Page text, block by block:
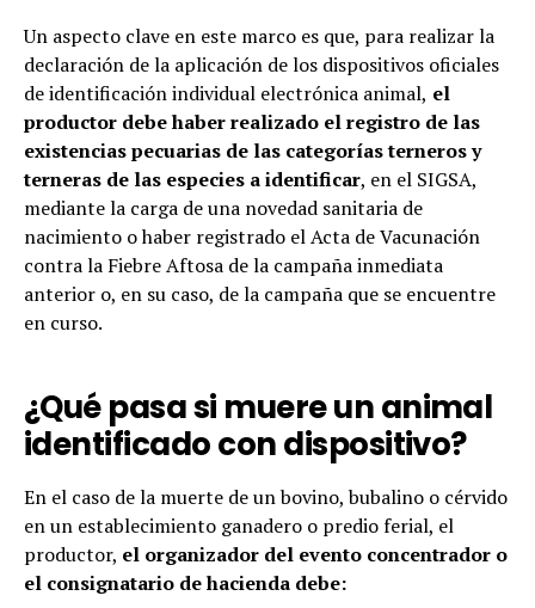
Un aspecto clave en este marco es que, para realizar la
declaración de la aplicación de los dispositivos oficiales
de identificación individual electrónica animal, el
productor debe haber realizado el registro de las
existencias pecuarias de las categorías terneros y
terneras de las especies a identificar, en el SIGSA,
mediante la carga de una novedad sanitaria de
nacimiento o haber registrado el Acta de Vacunación
contra la Fiebre Aftosa de la campaña inmediata
anterior o, en su caso, de la campaña que se encuentre
en curso.
¿Qué pasa si muere un animal
identificado con dispositivo?
En el caso de la muerte de un bovino, bubalino o cérvido
en un establecimiento ganadero o predio ferial, el
productor, el organizador del evento concentrador o
el consignatario de hacienda debe: